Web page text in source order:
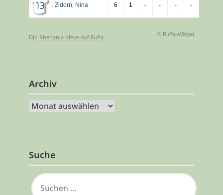
13 Zidorn, Nina 6 1 - - - -
© FuPa-Widget
DJK Rhenania Kleve auf FuPa
Archiv
Archiv
Suche
SUCHEN
NACH: